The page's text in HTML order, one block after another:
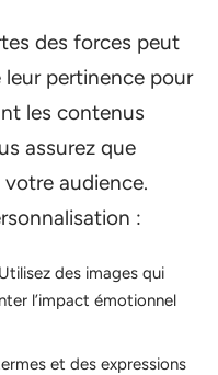
des forces peut
pertinence pour
les contenus
assurez que
audience.
:
des images qui
l’impact émotionnel
et des expressions